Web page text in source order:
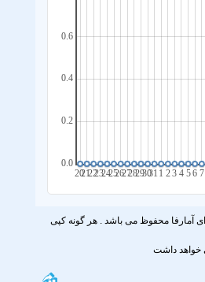
1 23 4 56 7
202122232425262728293031
0.0
0.2
0.4
0.6
آمارفا محفوظ می باشد . هر گونه کپی
خواهد داشت